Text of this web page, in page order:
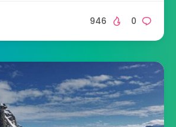
0
946